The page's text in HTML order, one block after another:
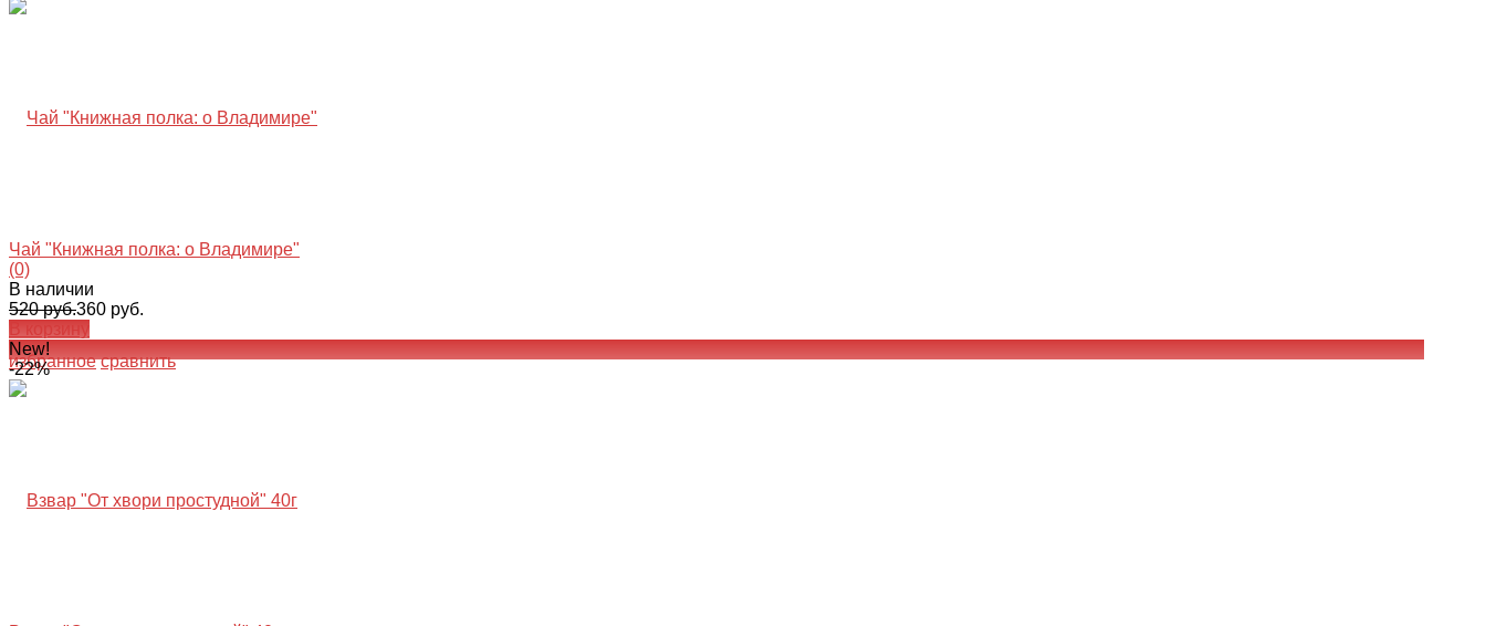
избранное сравнить
Чай "Книжная полка: о Владимире"
(0)
В наличии
520 руб.360 руб.
В корзину
New!
-22%